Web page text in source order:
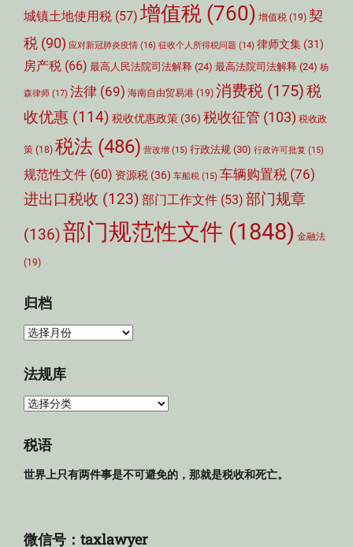
城镇土地使用税 (57) 增值税 (760) 增值税 (19) 契
税 (90) 应对新冠肺炎疫情 (16) 征收个人所得税问题 (14) 律师文集 (31)
房产税 (66) 最高人民法院司法解释 (24) 最高法院司法解释 (24) 杨
森律师 (17) 法律 (69) 海南自由贸易港 (19) 消费税 (175)税
收优惠 (114) 税收优惠政策 (36) 税收征管 (103) 税收政
策 (18) 税法 (486) 营改增 (15) 行政法规 (30) 行政许可批复 (15)
规范性文件 (60) 资源税 (36) 车船税 (15) 车辆购置税 (76)
进出口税收 (123) 部门工作文件 (53) 部门规章
(136)部门规范性文件 (1848) 金融法
(19)
归档
归
法规库
法
库
税语
世界上只有两件事是不可避免的，那就是税收和死亡。
微信号：taxlawyer